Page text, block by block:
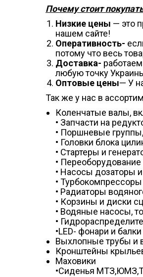
Почему стоит
Низкие цены — это
нашем сайте!
Оперативность-
потому что весь
Доставка-
любую точку
Оптовые цены— У
Так же у нас в
Коленчатые валы,
• Запчасти на
• Поршневые
• Головки блока
• Стартеры и
•
• Насосы дозаторы
•
• Радиаторы
• Корзины и диски
• Водяные насосы,
•
•LED- фонари и балки
Выхлопные трубы и
Кронштейны
Маховики
•Сиденья